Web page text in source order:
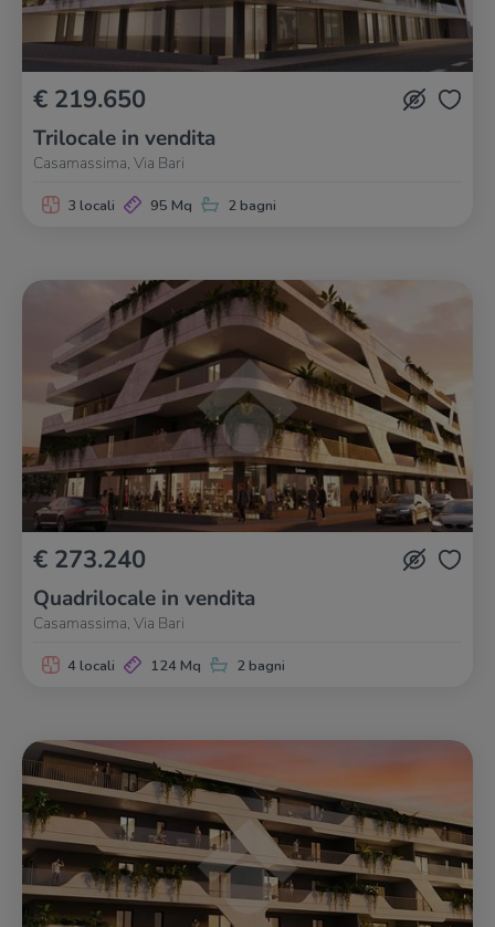
€ 219.650
Trilocale in vendita
Casamassima, Via Bari
3 locali 95 Mq 2 bagni
€ 273.240
Quadrilocale in vendita
Casamassima, Via Bari
4 locali 124 Mq 2 bagni